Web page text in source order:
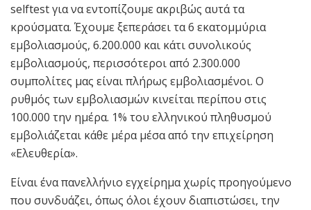
selftest για να εντοπίζουμε ακριβώς αυτά τα
κρούσματα. Έχουμε ξεπεράσει τα 6 εκατομμύρια
εμβολιασμούς, 6.200.000 και κάτι συνολικούς
εμβολιασμούς, περισσότεροι από 2.300.000
συμπολίτες μας είναι πλήρως εμβολιασμένοι. Ο
ρυθμός των εμβολιασμών κινείται περίπου στις
100.000 την ημέρα. 1% του ελληνικού πληθυσμού
εμβολιάζεται κάθε μέρα μέσα από την επιχείρηση
«Ελευθερία».
Είναι ένα πανελλήνιο εγχείρημα χωρίς προηγούμενο
που συνδυάζει, όπως όλοι έχουν διαπιστώσει, την